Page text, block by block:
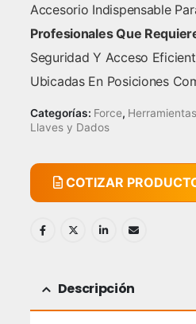
Accesorio Indispensable
Profesionales Que
Seguridad Y Acceso
Ubicadas En Posiciones
Categorías: Force,
Llaves y Dados
COTIZAR
Descripción